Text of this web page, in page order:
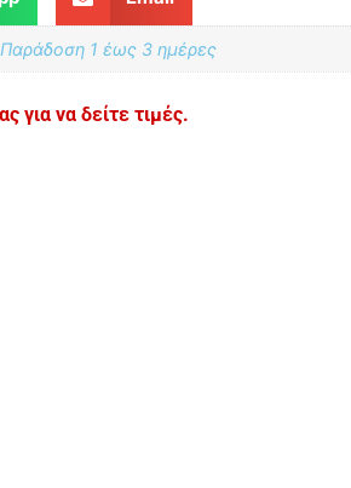
1 έως 3 ημέρες
για να δείτε τιμές.